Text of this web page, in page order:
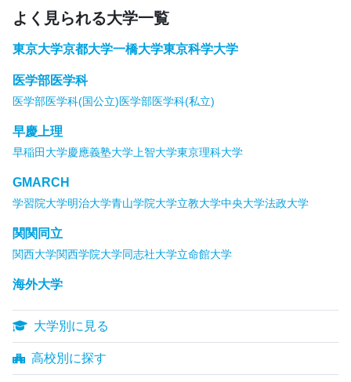
よく見られる大学一覧
東京大学京都大学一橋大学東京科学大学
医学部医学科
医学部医学科(国公立)医学部医学科(私立)
早慶上理
早稲田大学慶應義塾大学 上智大学東京理科大学
GMARCH
学習院大学明治大学青山学院大学立教大学中央大学法政大学
関関同立
関西大学関西学院大学同志社大学立命館大学
海外大学
大学別に見る
高校別に探す